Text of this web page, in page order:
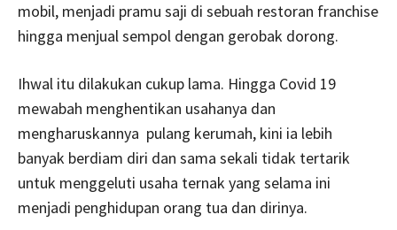
mobil, menjadi pramu saji di sebuah restoran franchise
hingga menjual sempol dengan gerobak dorong.
Ihwal itu dilakukan cukup lama. Hingga Covid 19
mewabah menghentikan usahanya dan
mengharuskannya pulang kerumah, kini ia lebih
banyak berdiam diri dan sama sekali tidak tertarik
untuk menggeluti usaha ternak yang selama ini
menjadi penghidupan orang tua dan dirinya.